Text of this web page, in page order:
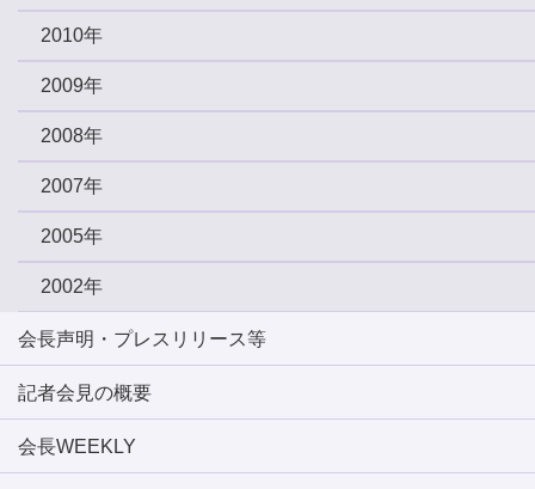
2010年
2009年
2008年
2007年
2005年
2002年
会長声明・プレスリリース等
記者会見の概要
会長WEEKLY